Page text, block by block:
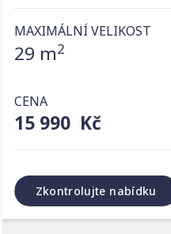
MAXIMÁLNÍ VELIKOST
29 m2
CENA
15 990 Kč
Zkontrolujte nabídku